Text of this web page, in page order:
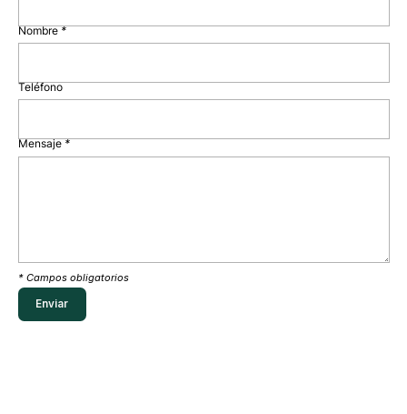
Nombre*
Teléfono
Mensaje *
* Campos obligatorios